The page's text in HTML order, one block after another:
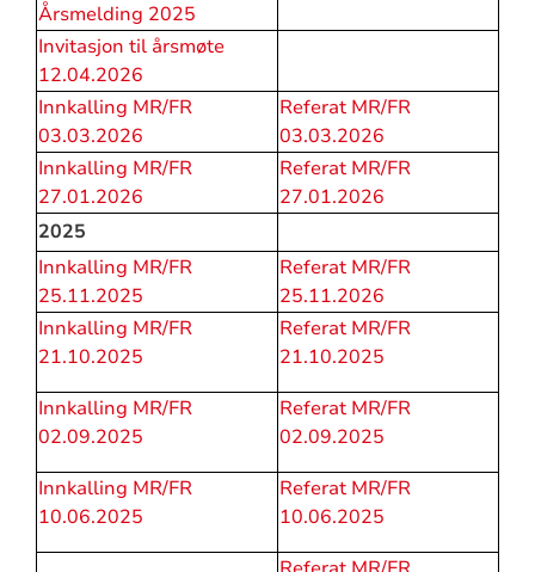
Årsmelding 2025
Invitasjon til årsmøte
12.04.2026
Innkalling MR/FR
03.03.2026
Referat MR/FR
03.03.2026
Innkalling MR/FR
27.01.2026
Referat MR/FR
27.01.2026
2025
Innkalling MR/FR
25.11.2025
Referat MR/FR
25.11.2026
Innkalling MR/FR
21.10.2025
Referat MR/FR
21.10.2025
Innkalling MR/FR
02.09.2025
Referat MR/FR
02.09.2025
Innkalling MR/FR
10.06.2025
Referat MR/FR
10.06.2025